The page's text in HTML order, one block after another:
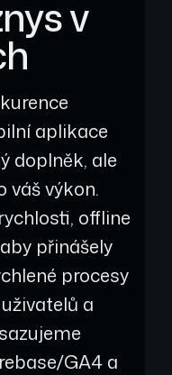
v
aplikace
doplněk, ale
váš výkon.
offline
přinášely
procesy
a
GA4 a